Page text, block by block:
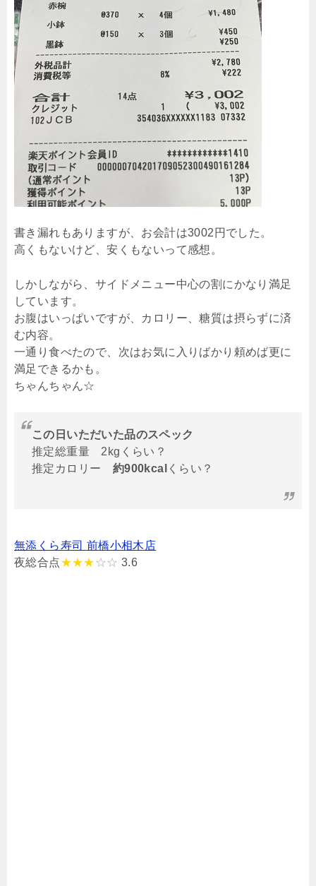
書き漏れもありますが、お会計は3002円でした。
高くもないけど、安くもないって感想。
しかしながら、サイドメニュー中心の割にかなり満足
しています。
お腹はいっぱいですが、カロリー、糖質は摂らずに済
む内容。
一通り食べたので、次はお気に入りばかり頼めば更に
満足できるかも。
ちゃんちゃん☆
この日いただいた品のスペック
推定総重量 2kgくらい？
推定カロリー 約900kcal くらい？
無添くら寿司 前橋小相木店
夜総合点★★★ ☆☆ 3.6